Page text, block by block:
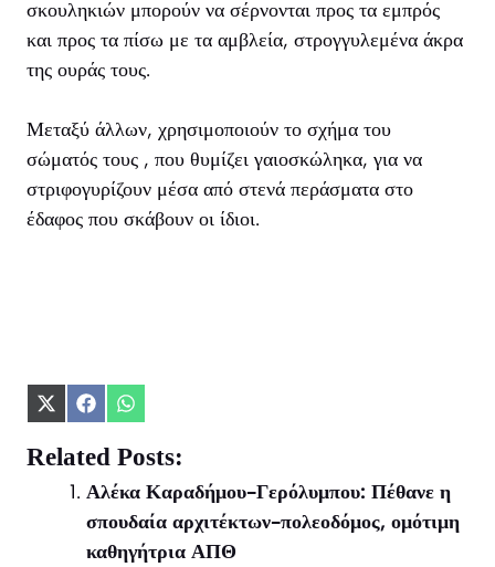
σκουληκιών μπορούν να σέρνονται προς τα εμπρός
και προς τα πίσω με τα αμβλεία, στρογγυλεμένα άκρα
της ουράς τους.
Μεταξύ άλλων, χρησιμοποιούν το σχήμα του
σώματός τους , που θυμίζει γαιοσκώληκα, για να
στριφογυρίζουν μέσα από στενά περάσματα στο
έδαφος που σκάβουν οι ίδιοι.
Share
X
(Twitter)
Share
Facebook
Share
WhatsApp
Related Posts:
Αλέκα Καραδήμου-Γερόλυμπου: Πέθανε η
σπουδαία αρχιτέκτων-πολεοδόμος, ομότιμη
καθηγήτρια ΑΠΘ